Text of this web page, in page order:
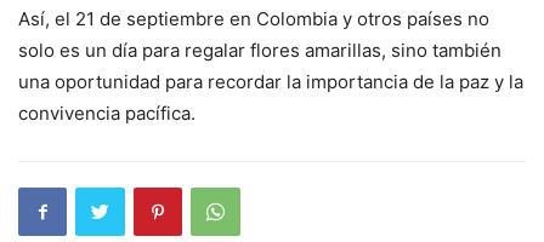
Así, el 21 de septiembre en Colombia y otros países no
solo es un día para regalar flores amarillas, sino también
una oportunidad para recordar la importancia de la paz y la
convivencia pacífica.